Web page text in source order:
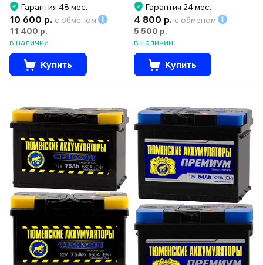
Гарантия 48 мес.
10 600 р. с обменом
11 400 р.
в наличии
Купить
Гарантия 24 мес.
4 800 р. с обменом
5 500 р.
в наличии
Купить